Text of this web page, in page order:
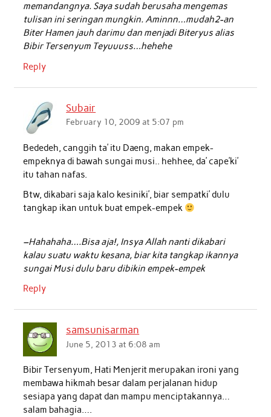
memandangnya. Saya sudah berusaha mengemas
tulisan ini seringan mungkin. Aminnn…mudah2-an
Biter Hamen jauh darimu dan menjadi Biteryus alias
Bibir Tersenyum Teyuuuss…hehehe
Reply
Subair
February 10, 2009 at 5:07 pm
Bededeh, canggih ta’ itu Daeng, makan empek-
empeknya di bawah sungai musi.. hehhee, da’ cape’ki’
itu tahan nafas.
Btw, dikabari saja kalo kesiniki’, biar sempatki’ dulu
tangkap ikan untuk buat empek-empek
–Hahahaha….Bisa aja!, Insya Allah nanti dikabari
kalau suatu waktu kesana, biar kita tangkap ikannya
sungai Musi dulu baru dibikin empek-empek
Reply
samsunisarman
June 5, 2013 at 6:08 am
Bibir Tersenyum, Hati Menjerit merupakan ironi yang
membawa hikmah besar dalam perjalanan hidup
sesiapa yang dapat dan mampu menciptakannya…
salam bahagia….